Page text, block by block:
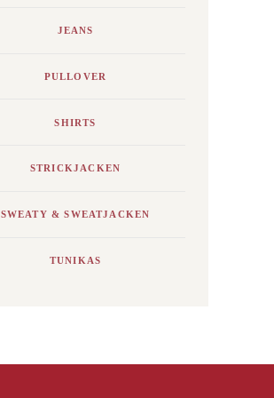
JEANS
PULLOVER
SHIRTS
STRICKJACKEN
SWEATY & SWEATJACKEN
TUNIKAS